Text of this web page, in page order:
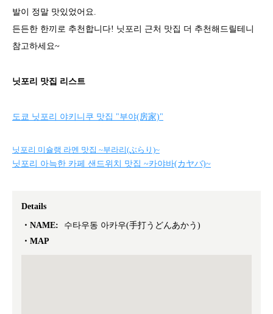
발이 정말 맛있었어요.
든든한 한끼로 추천합니다! 닛포리 근처 맛집 더 추천해드릴테니
참고하세요~
닛포리 맛집 리스트
도쿄 닛포리 야키니쿠 맛집 "부야(房家)"
닛포리 미슐랭 라멘 맛집 ~부라리(ぶらり)~
닛포리 아늑한 카페 샌드위치 맛집 ~카야바(カヤバ)~
Details
NAME:
수타우동 아카우(手打うどんあかう)
MAP